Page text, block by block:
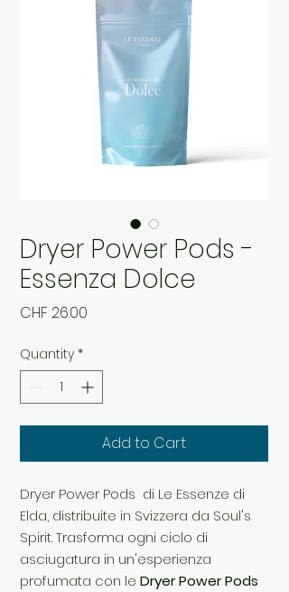
Dryer Power Pods -
Essenza Dolce
CHF 26.00
Quantity *
Add to Cart
Dryer Power Pods di Le Essenze di
Elda, distribuite in Svizzera da Soul's
Spirit. Trasforma ogni ciclo di
asciugatura in un'esperienza
profumata con le Dryer Power Pods